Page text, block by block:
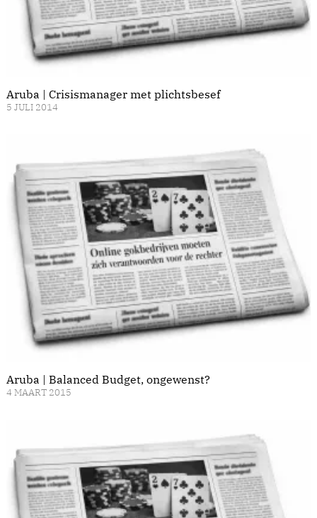
Aruba | Crisismanager met plichtsbesef
5 JULI 2014
Aruba | Balanced Budget, ongewenst?
4 MAART 2015